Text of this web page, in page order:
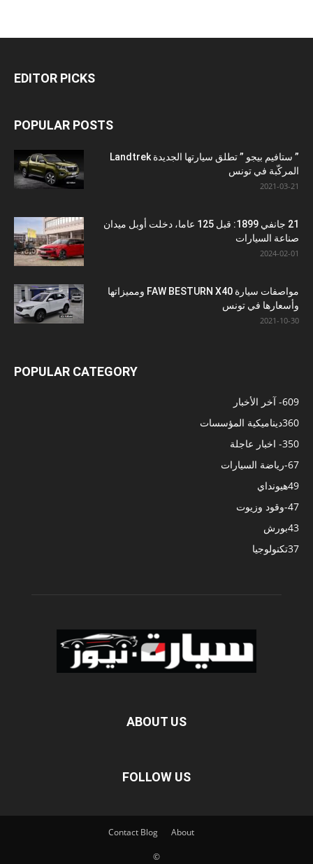
EDITOR PICKS
POPULAR POSTS
” ستافيم بيجو ” تطلق سيارتها الجديدة Landtrek
المركّبة في تونس
2021-03-21
21 جانفي 1899: قبل 125 عاما، دخلت أوبل ميدان
صناعة السيارات
2024-02-01
مواصفات سيارة FAW BESTURN X40 ومميزاتها
وأسعارها في تونس
2021-10-30
POPULAR CATEGORY
- آخر الأخبار609
ديناميكية المؤسسات360
- اخبار عاجلة350
-رياضة السيارات67
هيونداي49
-وقود وزيوت47
بورش43
تكنولوجيا37
ABOUT US
FOLLOW US
About
Blog
Contact
©